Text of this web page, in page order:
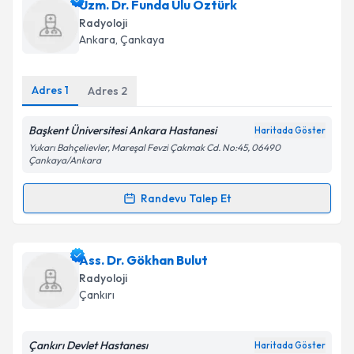
E-posta Adresiniz
Kişisel verilerimin işlenmesine ilişkin
Metni'ni okudum ve kişisel verilerimin belirtilen
kapsamda işlenmesini kabul ediyorum.
Uzm. Dr. Funda Ulu Öztürk
Radyoloji
Ankara, Çankaya
Adres 1 Adres 2
Başkent Üniversitesi Ankara Hastanesi Haritada Göster
Yukarı Bahçelievler, Mareşal Fevzi Çakmak Cd. No:45, 06490
Çankaya/Ankara
Randevu Talep Et
Randevu Takvimi Talebi
Uzm. Dr. Funda Ulu Öztürkiçin randevu takvimi
talebi oluşturun. Size bu uzmandan randevu almanız
için bir takvim hazırlandığında e-posta ile
bilgilendireceğiz.
Ass. Dr. Gökhan Bulut
Radyoloji
Çankırı
Çankırı Devlet Hastanesı Haritada Göster